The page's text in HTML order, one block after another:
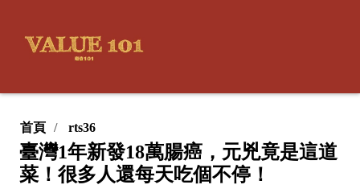
首頁 rts36
臺灣1年新發18萬腸癌，元兇竟是這道
菜！很多人還每天吃個不停！